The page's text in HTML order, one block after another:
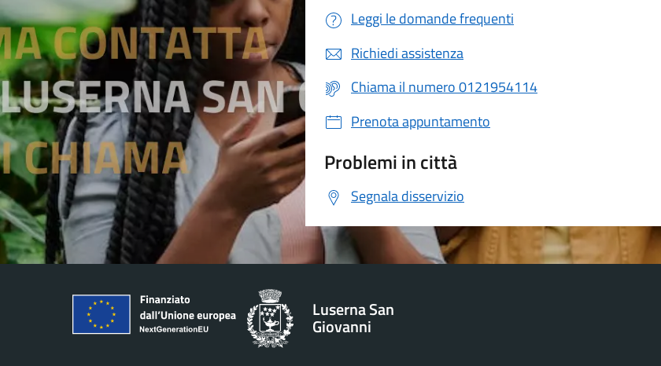
Leggi le domande frequenti
Richiedi assistenza
Chiama il numero 0121954114
Prenota appuntamento
Problemi in città
Segnala disservizio
Luserna San
Giovanni